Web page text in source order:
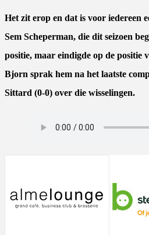
Het zit erop en dat is voor iedereen
Sem Scheperman, die dit seizoen
positie, maar eindigde op de positie
Bjorn sprak hem na het laatste
Sittard (0-0) over die wisselingen.